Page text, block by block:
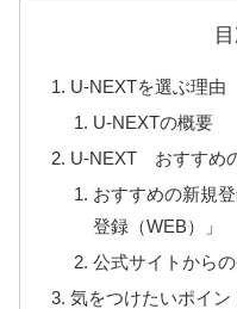
U-NEXTを選ぶ理由
U-NEXTの概要
U-NEXT おすすめ
おすすめの新規
登録（WEB）」
公式サイトからの
気をつけたいポイ